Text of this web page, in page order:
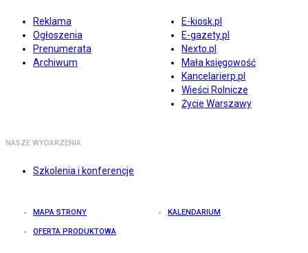
Reklama
Ogłoszenia
Prenumerata
Archiwum
E-kiosk.pl
E-gazety.pl
Nexto.pl
Mała księgowość
Kancelarierp.pl
Wieści Rolnicze
Życie Warszawy
NASZE WYDARZENIA
Szkolenia i konferencje
MAPA STRONY KALENDARIUM
OFERTA PRODUKTOWA